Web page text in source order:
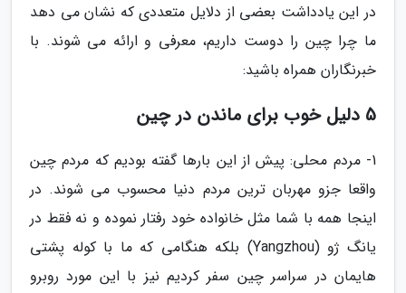
در این یادداشت بعضی از دلایل متعددی که نشان می دهد
ما چرا چین را دوست داریم، معرفی و ارائه می شوند. با
خبرنگاران همراه باشید:
5 دلیل خوب برای ماندن در چین
1- مردم محلی: پیش از این بارها گفته بودیم که مردم چین
واقعا جزو مهربان ترین مردم دنیا محسوب می شوند. در
اینجا همه با شما مثل خانواده خود رفتار نموده و نه فقط در
یانگ ژو (Yangzhou) بلکه هنگامی که ما با کوله پشتی
هایمان در سراسر چین سفر کردیم نیز با این مورد روبرو